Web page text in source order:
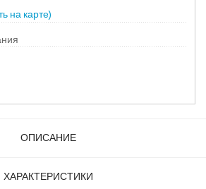
на карте)
ОПИСАНИЕ
ХАРАКТЕРИСТИКИ